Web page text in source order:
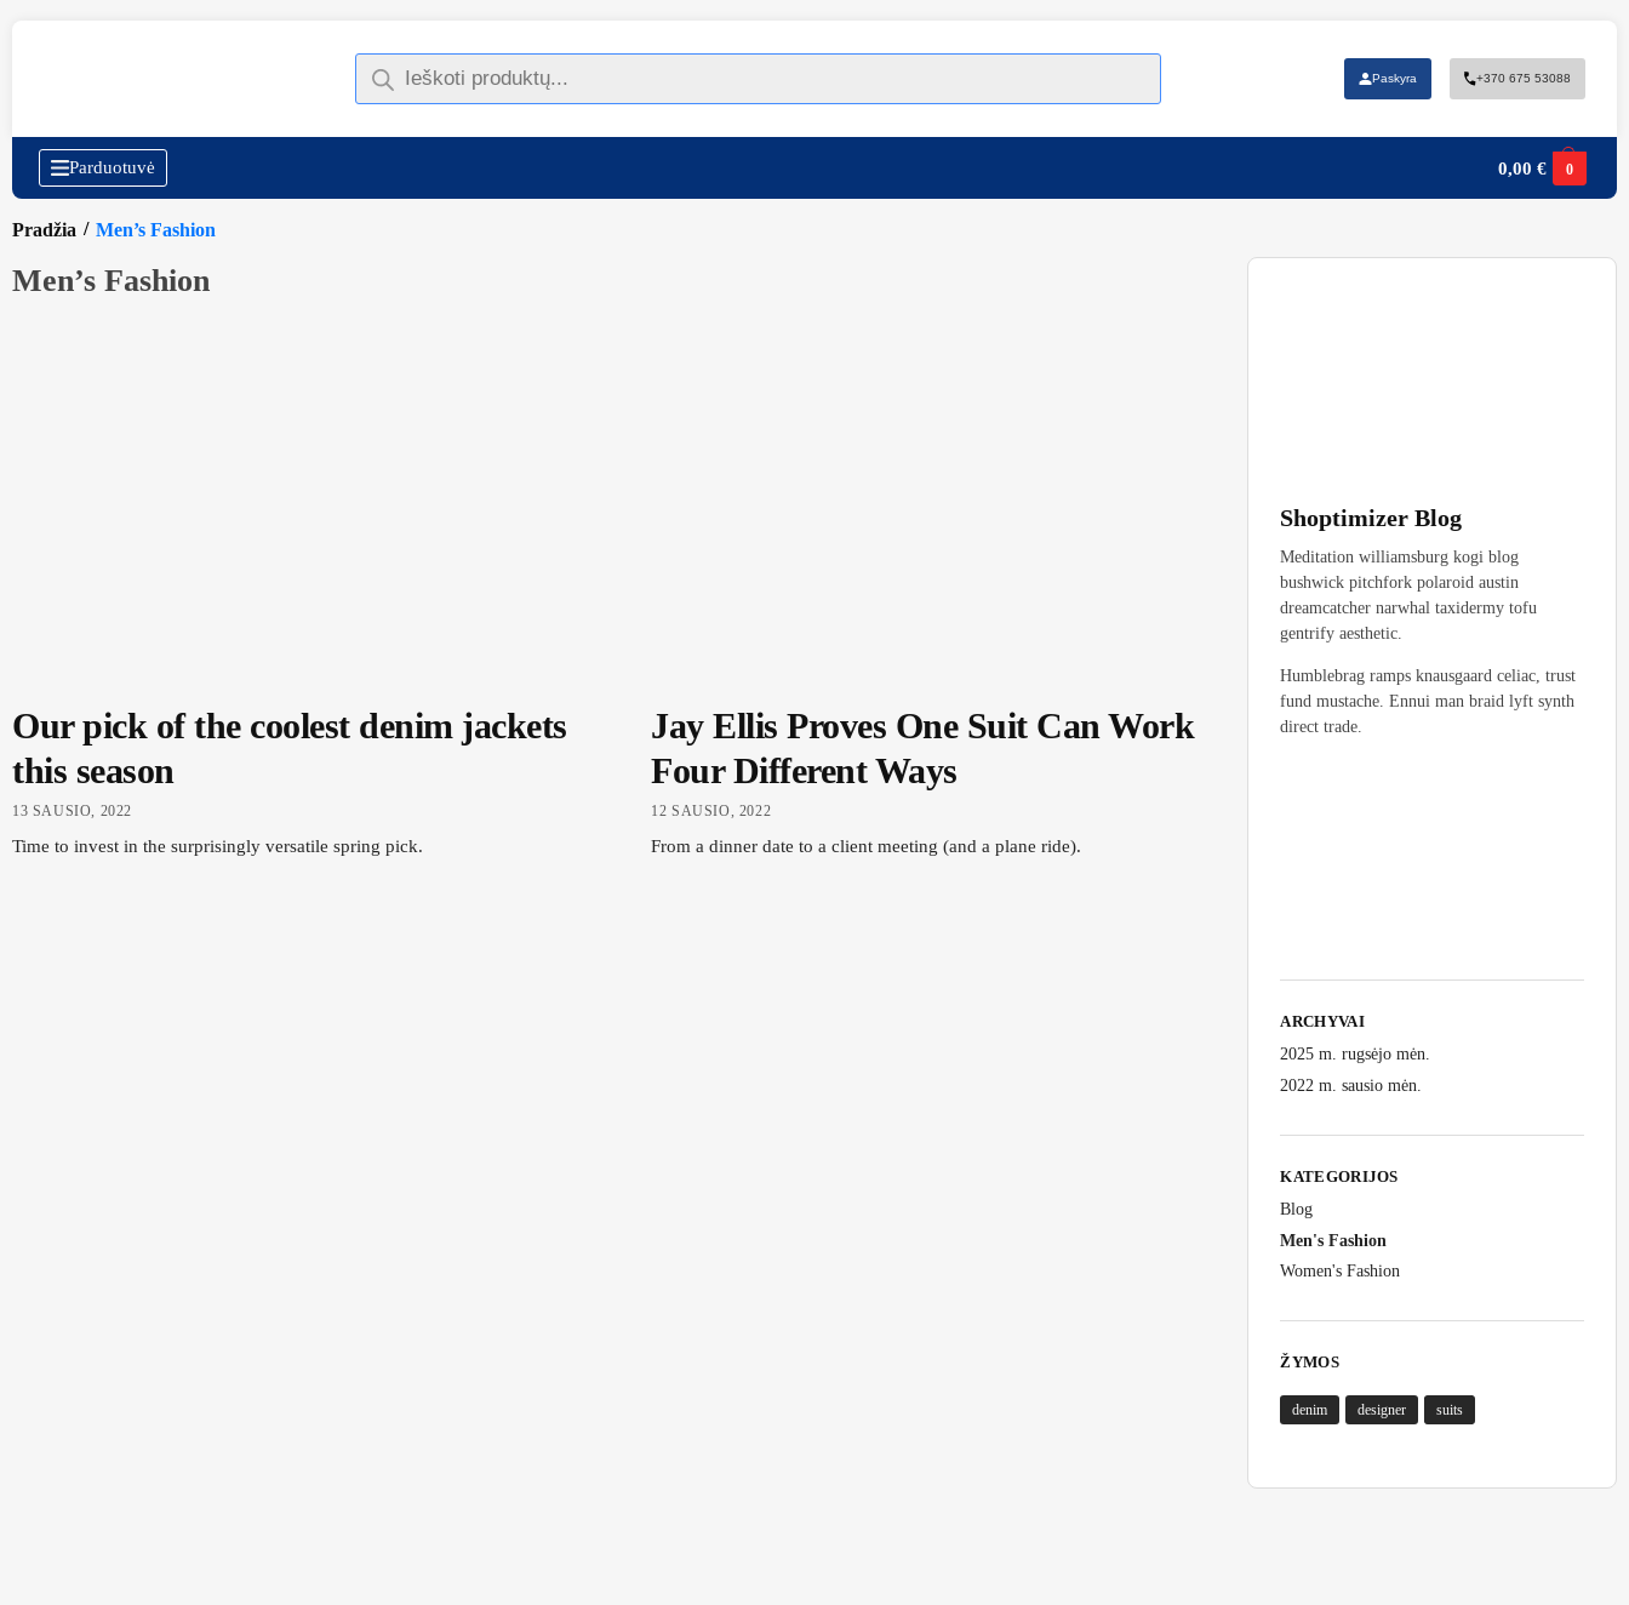
Paskyra +370 675 53088
Parduotuvė 0,00 € 0
Pradžia / Men’s Fashion
Men’s Fashion
Our pick of the coolest denim jackets
this season
13 SAUSIO, 2022
Time to invest in the surprisingly versatile spring pick.
Jay Ellis Proves One Suit Can Work
Four Different Ways
12 SAUSIO, 2022
From a dinner date to a client meeting (and a plane ride).
Shoptimizer Blog
Meditation williamsburg kogi blog
bushwick pitchfork polaroid austin
dreamcatcher narwhal taxidermy tofu
gentrify aesthetic.
Humblebrag ramps knausgaard celiac, trust
fund mustache. Ennui man braid lyft synth
direct trade.
ARCHYVAI
2025 m. rugsėjo mėn.
2022 m. sausio mėn.
KATEGORIJOS
Blog
Men's Fashion
Women's Fashion
ŽYMOS
denim designer suits